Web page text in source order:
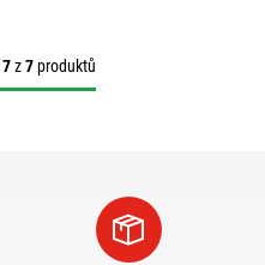
7z7produktů